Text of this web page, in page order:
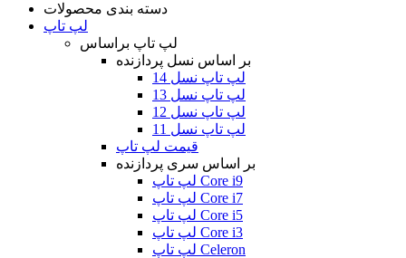
دسته بندی محصولات
لپ تاپ
لپ تاپ براساس
بر اساس نسل پردازنده
لپ تاپ نسل 14
لپ تاپ نسل 13
لپ تاپ نسل 12
لپ تاپ نسل 11
قیمت لپ تاپ
بر اساس سری پردازنده
لپ تاپ Core i9
لپ تاپ Core i7
لپ تاپ Core i5
لپ تاپ Core i3
لپ تاپ Celeron